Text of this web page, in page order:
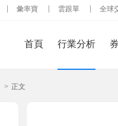
彙率寶 雲跟單 全球
首頁 行業分析
> 正文